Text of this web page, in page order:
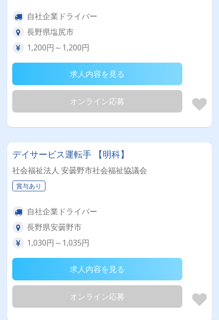
自社企業ドライバー
長野県塩尻市
1,200円～1,200円
求人内容を見る
オンライン応募
デイサービス運転手 【明科】
社会福祉法人 安曇野市社会福祉協議会
賞与あり
自社企業ドライバー
長野県安曇野市
1,030円～1,035円
求人内容を見る
オンライン応募